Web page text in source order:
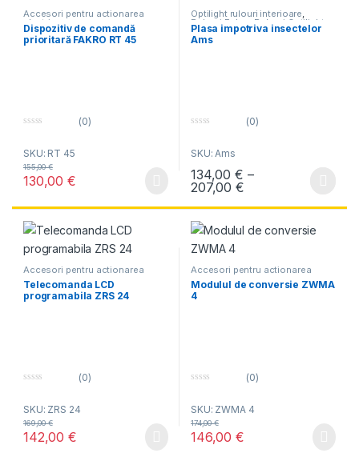
Accesori pentru actionarea
electrica
Dispozitiv de comandă
prioritară FAKRO RT 45
u
t
o
f
(0)
SKU: RT 45
130,00€
155,00€
Optilight rulouri interioare,
Rulouri Fakro Rulouri Optilight
Plasa impotriva insectelor
Ams
u
o
f
5
(0)
SKU: Ams
134,00€ –
207,00€Interval de prețuri:
Acest produs are mai multe
Accesori pentru actionarea
electrica
Telecomanda LCD
programabila ZRS 24
u
t
o
f
(0)
SKU: ZRS 24
142,00€
169,00€
Accesori pentru actionarea
electrica
Modulul de conversie ZWMA
4
u
t
o
f
(0)
SKU: ZWMA 4
146,00€
174,00€